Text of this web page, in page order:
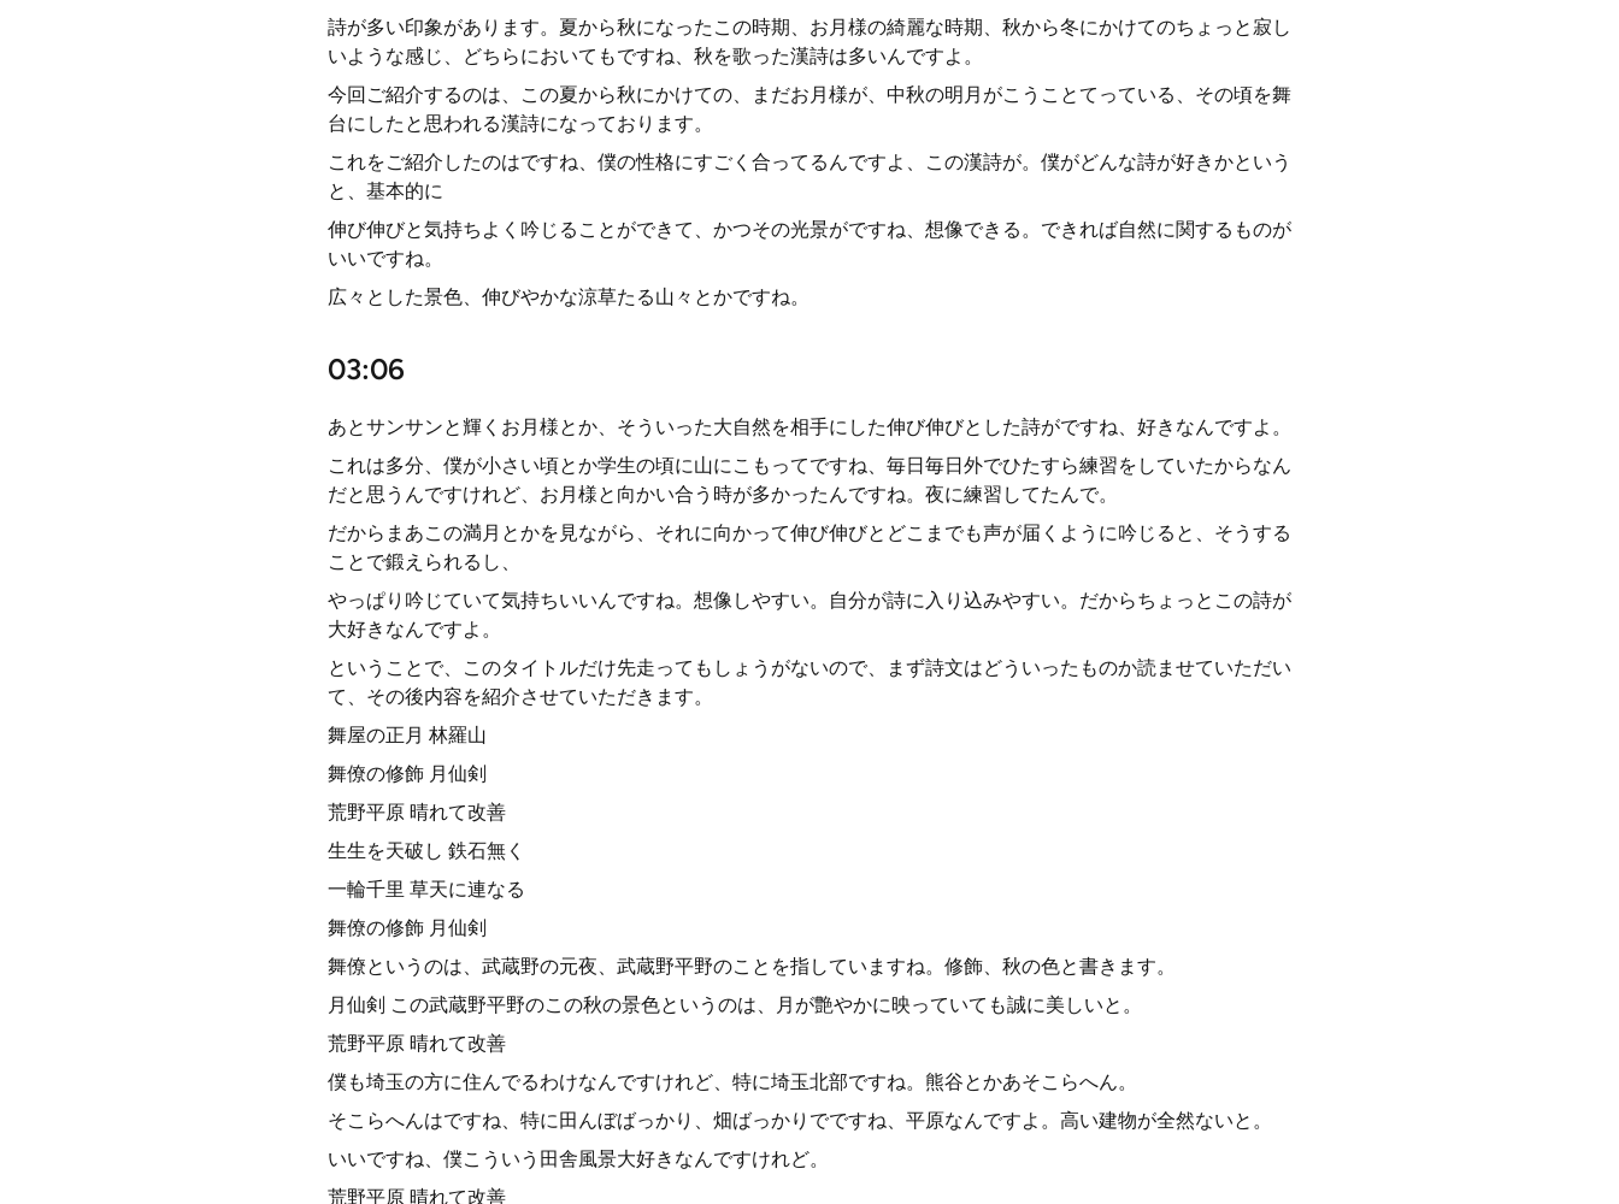
詩が多い印象があります。夏から秋になったこの時期、お月様の綺麗な時期、秋から冬にかけてのちょっと寂し
いような感じ、どちらにおいてもですね、秋を歌った漢詩は多いんですよ。
今回ご紹介するのは、この夏から秋にかけての、まだお月様が、中秋の明月がこうことてっている、その頃を舞
台にしたと思われる漢詩になっております。
これをご紹介したのはですね、僕の性格にすごく合ってるんですよ、この漢詩が。僕がどんな詩が好きかという
と、基本的に
伸び伸びと気持ちよく吟じることができて、かつその光景がですね、想像できる。できれば自然に関するものが
いいですね。
広々とした景色、伸びやかな涼草たる山々とかですね。
03:06
あとサンサンと輝くお月様とか、そういった大自然を相手にした伸び伸びとした詩がですね、好きなんですよ。
これは多分、僕が小さい頃とか学生の頃に山にこもってですね、毎日毎日外でひたすら練習をしていたからなん
だと思うんですけれど、お月様と向かい合う時が多かったんですね。夜に練習してたんで。
だからまあこの満月とかを見ながら、それに向かって伸び伸びとどこまでも声が届くように吟じると、そうする
ことで鍛えられるし、
やっぱり吟じていて気持ちいいんですね。想像しやすい。自分が詩に入り込みやすい。だからちょっとこの詩が
大好きなんですよ。
ということで、このタイトルだけ先走ってもしょうがないので、まず詩文はどういったものか読ませていただい
て、その後内容を紹介させていただきます。
舞屋の正月 林羅山
舞僚の修飾 月仙剣
荒野平原 晴れて改善
生生を天破し 鉄石無く
一輪千里 草天に連なる
舞僚の修飾 月仙剣
舞僚というのは、武蔵野の元夜、武蔵野平野のことを指していますね。修飾、秋の色と書きます。
月仙剣 この武蔵野平野のこの秋の景色というのは、月が艶やかに映っていても誠に美しいと。
荒野平原 晴れて改善
僕も埼玉の方に住んでるわけなんですけれど、特に埼玉北部ですね。熊谷とかあそこらへん。
そこらへんはですね、特に田んぼばっかり、畑ばっかりでですね、平原なんですよ。高い建物が全然ないと。
いいですね、僕こういう田舎風景大好きなんですけれど。
荒野平原 晴れて改善